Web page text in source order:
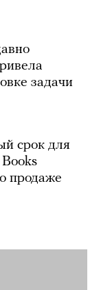
задачи
срок для
продаже